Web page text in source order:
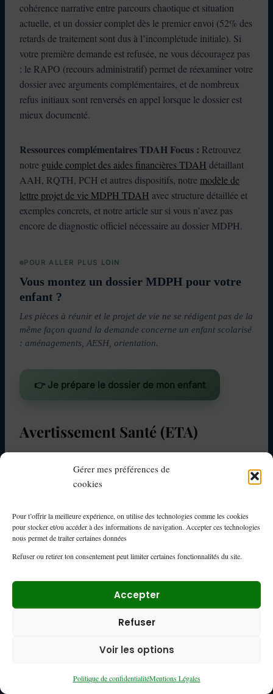
Gérer mes préférences de
cookies
Pour t’offrir la meilleure expérience, on utilise des technologies comme les cookies
pour stocker et/ou accéder à des informations de navigation. Accepter ces technologies
nous permet de traiter certaines données
Refuser ou retirer ton consentement peut limiter certaines fonctionnalités du site.
Accepter
Refuser
Voir les options
Politique de confidentialitéMentions Légales
cohérence narrative entre parcours chaotique et situation
actuelle, et un dossier complet dès le premier envoi (52% des
retards de traitement sont dus à l’incomplétude initiale). Si
votre première demande est refusée, ne vous découragez pas
: le RAPO (recours administratif) permet de réexaminer votre
dossier avec arguments complémentaires, et de nombreux
refus initiaux sont renversés en appel lorsque le dossier est
mieux documenté.
Ressources complémentaires TDAH Focus : Retrouvez
notre guide complet des aides financières TDAH détaillant
AAH, RQTH, PCH et autres dispositifs, notre modèle de
lettre projet de vie MDPH TDAH avec structure détaillée et
exemples concrets, et notre article sur si vous n’avez pas
encore de diagnostic officiel nécessaire au dossier MDPH.
POUR ALLER PLUS LOIN
Vous montez un dossier MDPH pour votre
enfant ?
Les pièces à réunir et le projet de vie ne se rédigent pas de la
même façon quand la demande concerne un enfant scolarisé
: aménagements, AESH, orientation.
👉 Je prépare le dossier de mon enfant
Avertissement Santé (ETA)
Rédigé par Nora Ouassini, Pharmacienne et enseignante
spécialisée en pharmacologie, pharmacognosie, nutrithérapie
et neurosciences.
Relu par Sarah El Amri, psychologue clinicienne spécialisée.
⚠️ Informations à but éducatif uniquement. Ne remplace pas
guide complet des aides financières TDAH en France